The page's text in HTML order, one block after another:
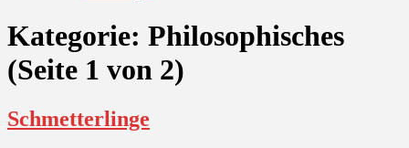
Kategorie: Philosophisches
(Seite 1 von 2)
Schmetterlinge